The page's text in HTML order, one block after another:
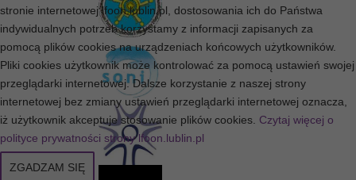
stronie internetowej lfoon.lublin.pl, dostosowania ich do Państwa
indywidualnych potrzeb korzystamy z informacji zapisanych za
pomocą plików cookies na urządzeniach końcowych użytkowników.
Pliki cookies użytkownik może kontrolować za pomocą ustawień swojej
przeglądarki internetowej. Dalsze korzystanie z naszej strony
internetowej bez zmiany ustawień przeglądarki internetowej oznacza,
iż użytkownik akceptuje stosowanie plików cookies. Czytaj więcej o
polityce prywatności strony lfoon.lublin.pl
ZGADZAM SIĘ